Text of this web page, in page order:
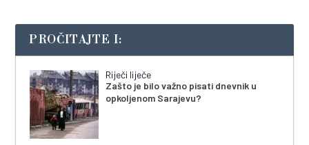
PROČITAJTE I:
Riječi liječe
Zašto je bilo važno pisati dnevnik u
opkoljenom Sarajevu?